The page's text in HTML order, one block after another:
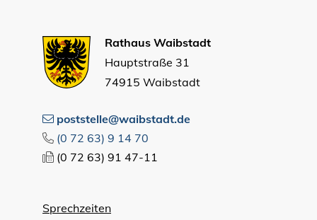
Rathaus Waibstadt
Hauptstraße 31
74915 Waibstadt
poststelle@waibstadt.de
(0 72 63) 9 14 70
(0 72 63) 91 47-11
Sprechzeiten